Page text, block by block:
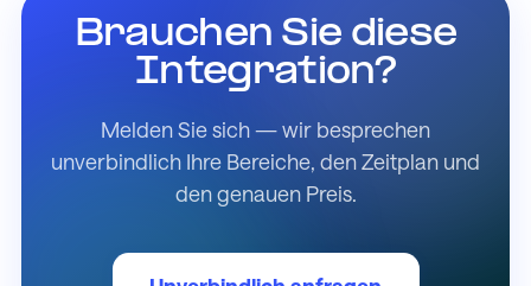
Brauchen Sie diese
Integration?
Melden Sie sich — wir besprechen
unverbindlich Ihre Bereiche, den Zeitplan und
den genauen Preis.